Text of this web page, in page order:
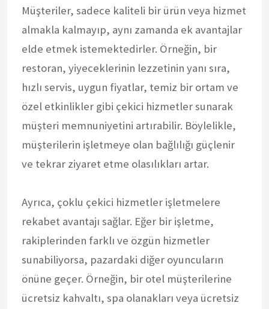
Müşteriler, sadece kaliteli bir ürün veya hizmet
almakla kalmayıp, aynı zamanda ek avantajlar
elde etmek istemektedirler. Örneğin, bir
restoran, yiyeceklerinin lezzetinin yanı sıra,
hızlı servis, uygun fiyatlar, temiz bir ortam ve
özel etkinlikler gibi çekici hizmetler sunarak
müşteri memnuniyetini artırabilir. Böylelikle,
müşterilerin işletmeye olan bağlılığı güçlenir
ve tekrar ziyaret etme olasılıkları artar.
Ayrıca, çoklu çekici hizmetler işletmelere
rekabet avantajı sağlar. Eğer bir işletme,
rakiplerinden farklı ve özgün hizmetler
sunabiliyorsa, pazardaki diğer oyuncuların
önüne geçer. Örneğin, bir otel müşterilerine
ücretsiz kahvaltı, spa olanakları veya ücretsiz